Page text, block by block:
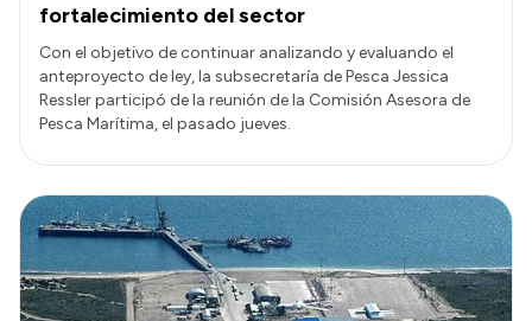
fortalecimiento del sector
Con el objetivo de continuar analizando y evaluando el
anteproyecto de ley, la subsecretaría de Pesca Jessica
Ressler participó de la reunión de la Comisión Asesora de
Pesca Marítima, el pasado jueves.